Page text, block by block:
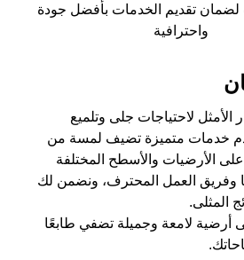
لضمان تقديم الخدمات بأفضل جودة
واحترافية
الأمثل لاحتياجات جلى وتلميع
خدمات متميزة تضيف لمسة من
على الأرضيات والأسطح المختلفة
وفريق العمل المحترف، ونضمن لك
المثلى.
أرضية لامعة وجميلة تضفي طابعًا